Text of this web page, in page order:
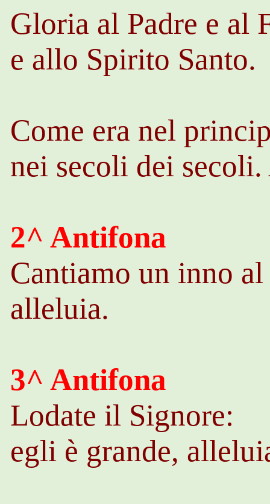
Gloria al Padre e
e allo Spirito Santo.
Come era nel
nei secoli dei
2^ Antifona
Cantiamo un inno
alleluia.
3^ Antifona
Lodate il Signore:
egli è grande,